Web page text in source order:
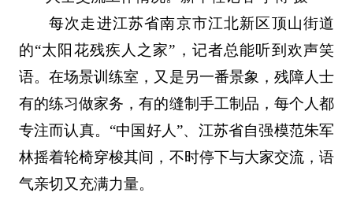
每次走进江苏省南京市江北新区顶山街道
的“太阳花残疾人之家”，记者总能听到欢声笑
语。在场景训练室，又是另一番景象，残障人士
有的练习做家务，有的缝制手工制品，每个人都
专注而认真。“中国好人”、江苏省自强模范朱军
林摇着轮椅穿梭其间，不时停下与大家交流，语
气亲切又充满力量。